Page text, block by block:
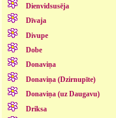
Dienvidsusēja
Dīvaja
Divupe
Dobe
Donaviņa
Donaviņa (Dzirnupīte)
Donaviņa (uz Daugavu)
Driksa